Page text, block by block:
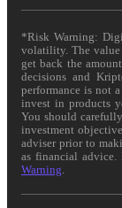
*Risk Warning:
volatility. The value
get back the
decisions and
performance is not
invest in products
You should
investment
adviser prior to
as financial
Warning